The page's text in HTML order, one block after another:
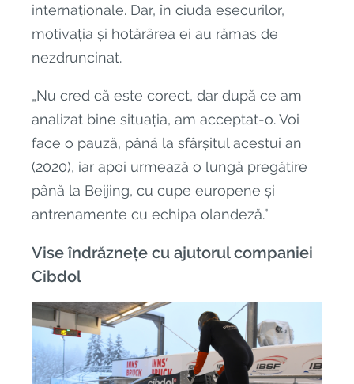
internaționale. Dar, în ciuda eșecurilor,
motivația și hotărârea ei au rămas de
nezdruncinat.
„Nu cred că este corect, dar după ce am
analizat bine situația, am acceptat-o. Voi
face o pauză, până la sfârșitul acestui an
(2020), iar apoi urmează o lungă pregătire
până la Beijing, cu cupe europene și
antrenamente cu echipa olandeză.”
Vise îndrăznețe cu ajutorul companiei
Cibdol